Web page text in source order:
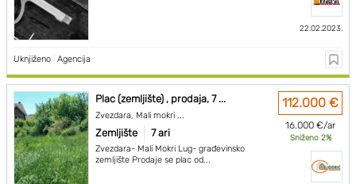
22.02.2023.
Uknjiženo Agencija
Plac (zemljište) , prodaja, 7 ...
Zvezdara, Mali mokri ...
Zemljište 7 ari
Zvezdara- Mali Mokri Lug- građevinsko
zemljište Prodaje se plac od...
112.000 €
16.000 €/ar
Sniženo 2%